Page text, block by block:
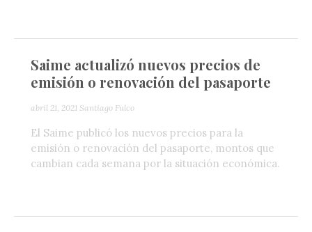
Saime actualizó nuevos precios de
emisión o renovación del pasaporte
abril 21, 2021 Santiago Fulco
El Saime publicó los nuevos precios para la
emisión o renovación del pasaporte, montos que
cambian cada semana por la situación económica.